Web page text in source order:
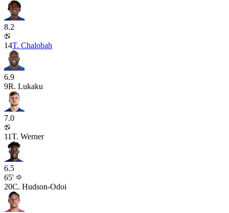
8.2
14T. Chalobah
6.9
9R. Lukaku
7.0
11T. Werner
6.5
65'
20C. Hudson-Odoi